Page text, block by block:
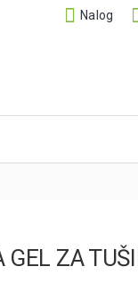
Nalog
GEL ZA